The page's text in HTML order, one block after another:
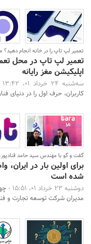
تعمیر لپ تاپ را در خانه انجام
تعمیر لپ تاپ در محل
اپلیکیشن مغز رایانه
سه‌شنبه 24 خرداد 01، 13:42 -
کاربران، حرف اول را در دنیای
گفت و گو با مهندس سید حامد
برای اولین بار در ایران،
شده است
دوشنبه 23 خرداد 01، 15:51 -
مدیران شرکت توسعه تجارت و